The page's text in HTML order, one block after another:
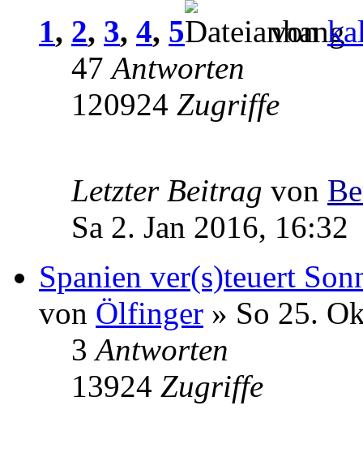
1, 2, 3, 4, 5 von
47Antworten
120924 Zugriffe
Letzter Beitrag von
Sa 2. Jan 2016, 16:32
Spanien ver(s)teuert
von Ölfinger » So 25.
3Antworten
13924 Zugriffe